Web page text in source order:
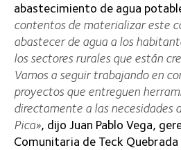
abastecimiento de agua
contentos de materializar este
abastecer de agua a los
los sectores rurales que están
Vamos a seguir trabajando en
proyectos que entreguen
directamente a las necesidades
Pica», dijo Juan Pablo Vega,
Comunitaria de Teck Quebrada